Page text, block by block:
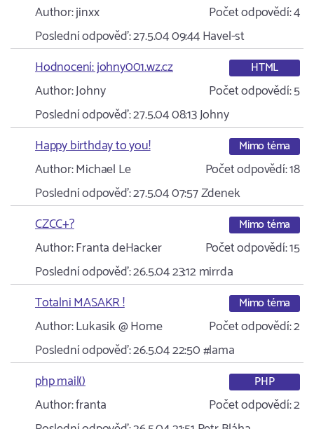
Author:jinxx Počet odpovědí:4
Poslední odpověď:27.5.04 09:44Havel-st
Hodnocení: johny001.wz.cz
HTML
Author:Johny Počet odpovědí:5
Poslední odpověď:27.5.04 08:13Johny
Happy birthday to you!
Mimo téma
Author:Michael Le Počet odpovědí:18
Poslední odpověď:27.5.04 07:57Zdenek
CZCC+?
Mimo téma
Author:Franta deHacker Počet odpovědí:15
Poslední odpověď:26.5.04 23:12mirrda
Totalni MASAKR !
Mimo téma
Author:Lukasik @ Home Počet odpovědí:2
Poslední odpověď:26.5.04 22:50#lama
php mail()
PHP
Author:franta Počet odpovědí:2